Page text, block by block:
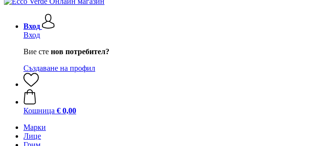
Вход
Вход
Вие сте нов потребител?
Създаване на профил
Кошница € 0,00
Марки
Лице